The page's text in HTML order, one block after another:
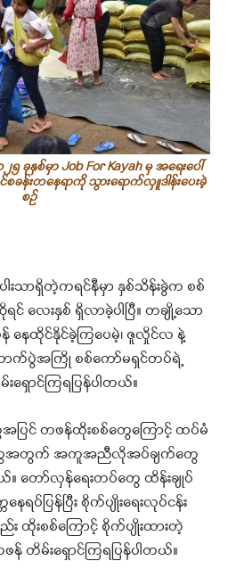
နှစ်မှာ Job For Kayah မှ အရေးပေါ်
ခန်းတနေရာကို သွားရောက်လှူဒါန်းပေးခဲ့
စဉ်
ပါးသာရှိတဲ့ကရင်နီမှာ နှစ်သိန်းခွဲက စစ်
င် လေးနှစ် ရှိလာခဲ့ပါပြီ။ တချို့သော
နေထိုင်နိုင်ခဲ့ကြပေမဲ့၊ ဇူလှိုင်လ နဲ့
က်ပွဲအကြို စစ်ကော်မရှင်တပ်ရဲ့
ောင်ကြရပြန်ပါတယ်။
ေအပြင် တဖန်ထိုးစစ်တွေကြောင့် ထပ်မံ
တွေအတွက် အကူအညီလိုအပ်ချက်တွေ
ယ်။ တော်လှန်ရေးတပ်တွေ ထိန်းချုပ်
ရပ်ပြန်ပြီး စိုက်ပျိုးရေးလုပ်ငန်း
းစစ်ကြောင့် စိုက်ပျိုးထားတဲ့
တိမ်းရှောင်ကြရပြန်ပါတယ်။